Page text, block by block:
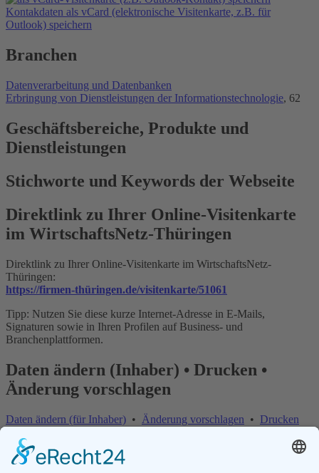
Kontakdaten als vCard (elektronische Visitenkarte, z.B. für
Outlook) speichern
Branchen
Datenverarbeitung und Datenbanken
Erbringung von Dienstleistungen der Informationstechnologie, 62
Geschäftsbereiche, Produkte und
Dienstleistungen
Stichworte und Keywords der Webseite
Direktlink zu Ihrer Online-Visitenkarte
im WirtschaftsNetz-Thüringen
Direktlink zu Ihrer Online-Visitenkarte im WirtschaftsNetz-
Thüringen:
https://firmen-thüringen.de/visitenkarte/51061
Tipp: Nutzen Sie diese kurze Internet-Adresse in E-Mails,
Signaturen sowie in Ihren Profilen auf Business- und
Branchenplattformen.
Daten ändern (Inhaber) • Drucken •
Änderung vorschlagen
Daten ändern (für Inhaber) • Änderung vorschlagen • Drucken
Änderung vorschlagen | Fehler melden